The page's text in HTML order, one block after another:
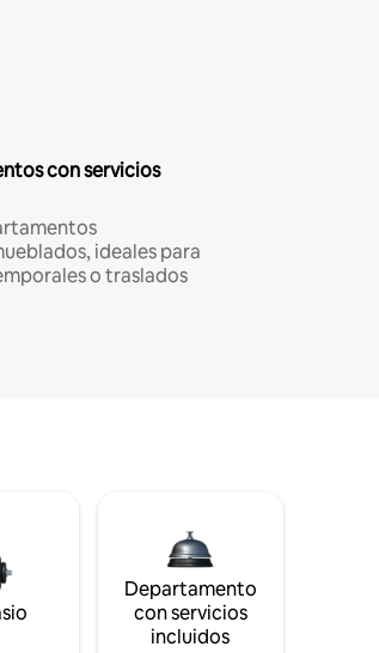
con servicios
ideales para
o traslados
Departamento
con servicios
incluidos